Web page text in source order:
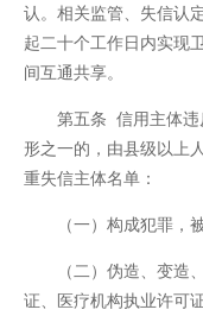
认。相关监管、失信认
起二十个工作日内实现
间互通共享。
第五条 信用主体违
形之一的，由县级以上
重失信主体名单：
（一）构成犯罪，
（二）伪造、变
证、医疗机构执业许可